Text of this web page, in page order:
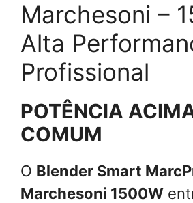
Marchesoni –
Alta
Profissional
POTÊNCIA
COMUM
O Blender Smart
Marchesoni 1500W